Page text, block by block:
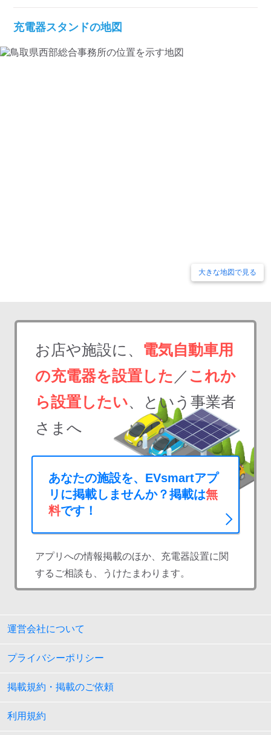
充電器スタンドの地図
大きな地図で見る
お店や施設に、 電気自動車用
の充電器を設置した ／ これか
ら設置したい、という事業者
さまへ
あなたの施設を、EVsmartアプ
リに掲載しませんか？掲載は無
料です！
アプリへの情報掲載のほか、充電器設置に関
するご相談も、うけたまわります。
運営会社について
プライバシーポリシー
掲載規約・掲載のご依頼
利用規約